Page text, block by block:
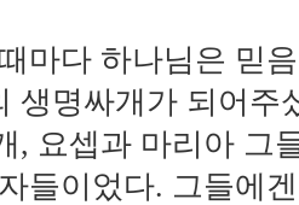
마다 하나님은 믿
생명싸개가 되어주
, 요셉과 마리아 그
들이었다. 그들에